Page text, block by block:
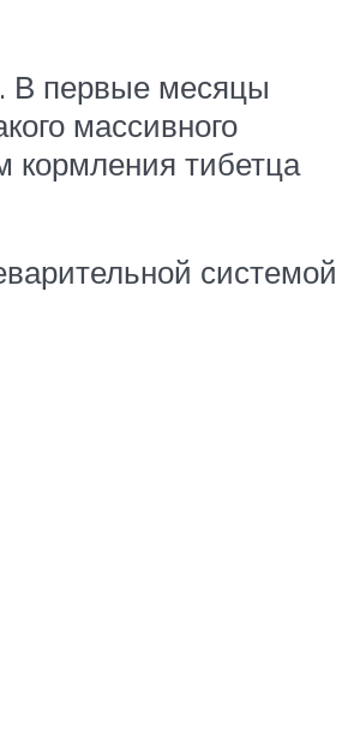
В первые месяцы
массивного
кормления тибетца
системой